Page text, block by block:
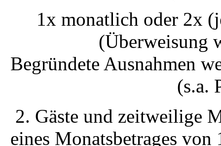
1x monatlich oder 2x
(Überweisung
Begründete Ausnahmen
(s.a.
2. Gäste und zeitweilige
eines Monatsbetrages